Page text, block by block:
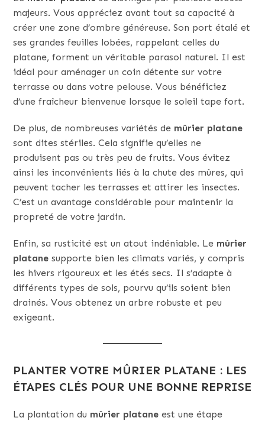
majeurs. Vous appréciez avant tout sa capacité à
créer une zone d’ombre généreuse. Son port étalé et
ses grandes feuilles lobées, rappelant celles du
platane, forment un véritable parasol naturel. Il est
idéal pour aménager un coin détente sur votre
terrasse ou dans votre pelouse. Vous bénéficiez
d’une fraîcheur bienvenue lorsque le soleil tape fort.
De plus, de nombreuses variétés de mûrier platane
sont dites stériles. Cela signifie qu’elles ne
produisent pas ou très peu de fruits. Vous évitez
ainsi les inconvénients liés à la chute des mûres, qui
peuvent tacher les terrasses et attirer les insectes.
C’est un avantage considérable pour maintenir la
propreté de votre jardin.
Enfin, sa rusticité est un atout indéniable. Le mûrier
platane supporte bien les climats variés, y compris
les hivers rigoureux et les étés secs. Il s’adapte à
différents types de sols, pourvu qu’ils soient bien
drainés. Vous obtenez un arbre robuste et peu
exigeant.
PLANTER VOTRE MÛRIER PLATANE : LES
ÉTAPES CLÉS POUR UNE BONNE REPRISE
La plantation du mûrier platane est une étape